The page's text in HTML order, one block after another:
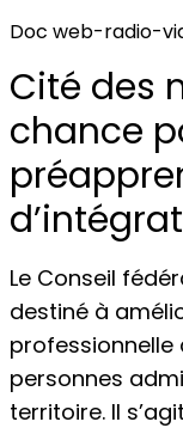
Doc web-radio-
Cité des
chance
Le Conseil
destiné à
professionnelle
personnes
territoire. Il